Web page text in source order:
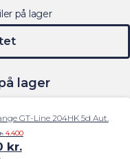
lager
GT-Line 204HK 5d Aut.
4.400
kr.
på lager